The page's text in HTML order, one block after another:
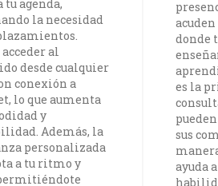
tu agenda,
la necesidad
acceder al
desde cualquier
conexión a
lo que aumenta
y
Además, la
personalizada
a tu ritmo y
donde
es la
sus
ayuda